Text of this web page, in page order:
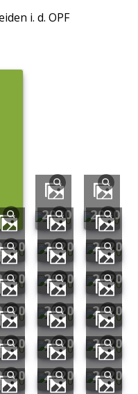
2020
2020
2020 2020
2020
2020 2020
2020
2020 2020
2020
2020 2020
2020
2020 2020
2020